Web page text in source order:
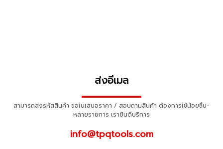
ส่งอีเมล
▬▬▬▬▬▬▬▬▬▬
สามารถส่งรหัสสินค้า ขอใบเสนอราคา / สอบถามสินค้า ต้องการใช้น้อยชิ้น-
หลายรายการ เรายินดีบริการ
info@tpqtools.com